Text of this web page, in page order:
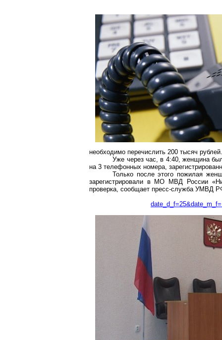
необходимо перечислить 200 тысяч рублей.
Уже через час, в 4:40, женщина
на 3 телефонных номера,
Только после этого пожилая
зарегистрировали в МО МВД России
проверка, сообщает пресс-служба УМВД